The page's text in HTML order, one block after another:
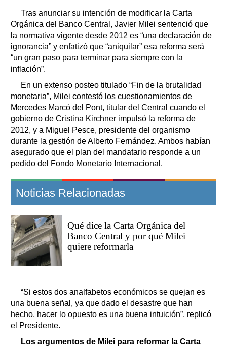
Tras anunciar su intención de modificar la Carta
Orgánica del Banco Central, Javier Milei sentenció que
la normativa vigente desde 2012 es “una declaración de
ignorancia” y enfatizó que “aniquilar” esa reforma será
“un gran paso para terminar para siempre con la
inflación”.
En un extenso posteo titulado “Fin de la brutalidad
monetaria”, Milei contestó los cuestionamientos de
Mercedes Marcó del Pont, titular del Central cuando el
gobierno de Cristina Kirchner impulsó la reforma de
2012, y a Miguel Pesce, presidente del organismo
durante la gestión de Alberto Fernández. Ambos habían
asegurado que el plan del mandatario responde a un
pedido del Fondo Monetario Internacional.
Noticias Relacionadas
Qué dice la Carta Orgánica del
Banco Central y por qué Milei
quiere reformarla
“Si estos dos analfabetos económicos se quejan es
una buena señal, ya que dado el desastre que han
hecho, hacer lo opuesto es una buena intuición”, replicó
el Presidente.
Los argumentos de Milei para reformar la Carta